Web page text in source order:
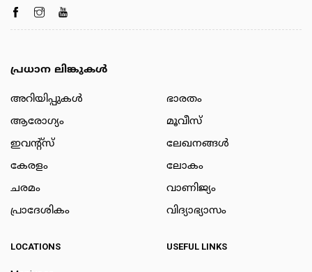
പ്രധാന ലിങ്കുകൾ
അറിയിപ്പുകള്‍
ആരോഗ്യം
ഇവന്റ്സ്
കേരളം
ചരമം
പ്രാദേശികം
ഭാരതം
മൂവീസ്
ലേഖനങ്ങള്‍
ലോകം
വാണിജ്യം
വിദ്യാഭ്യാസം
LOCATIONS USEFUL LINKS